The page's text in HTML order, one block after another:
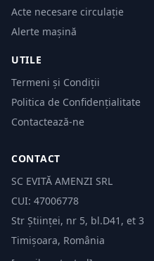
Acte necesare circulație
Alerte mașină
UTILE
Termeni și Condiții
Politica de Confidențialitate
Contactează-ne
CONTACT
SC EVITĂ AMENZI SRL
CUI: 47006778
Str Științei, nr 5, bl.D41, et 3
Timișoara, România